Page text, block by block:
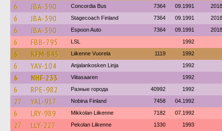
6 JBA-390 Concordia Bus 7364 09.1991 2018
6 JBA-390 Stagecoach Finland 7364 09.1991 2018
6 JBA-390 Espoon Auto 7364 09.1991 2018
6 FBB-795 LSL 1992
6 KFM-845 Liikenne Vuorela 1119 1992
6 YAV-104 Anjalankosken Linja 1992
6 NHF-233 Viitasaaren 1992
6 RPE-982 Разные города 40992 1992
27 YAL-917 Nobina Finland 7458 04.1992
6 LRY-989 Mikkolan Liikenne 7182 07.1992
27 LLY-227 Pekolan Liikenne 1330 1993